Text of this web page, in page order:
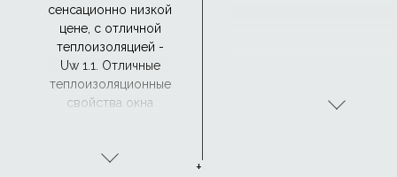
сенсационно низкой
цене, с отличной
теплоизоляцией -
Uw 1.1. Отличные
теплоизоляционные
свойства окна
комфортной
+